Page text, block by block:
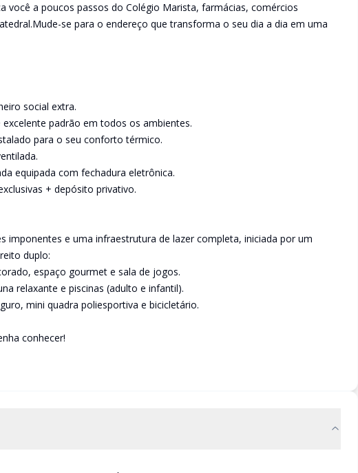
você a poucos passos do Colégio Marista, farmácias, comércios
se para o endereço que transforma o seu dia a dia em uma
social extra.
padrão em todos os ambientes.
para o seu conforto térmico.
equipada com fechadura eletrônica.
+ depósito privativo.
imponentes e uma infraestrutura de lazer completa, iniciada por um
duplo:
espaço gourmet e sala de jogos.
relaxante e piscinas (adulto e infantil).
mini quadra poliesportiva e bicicletário.
conhecer!